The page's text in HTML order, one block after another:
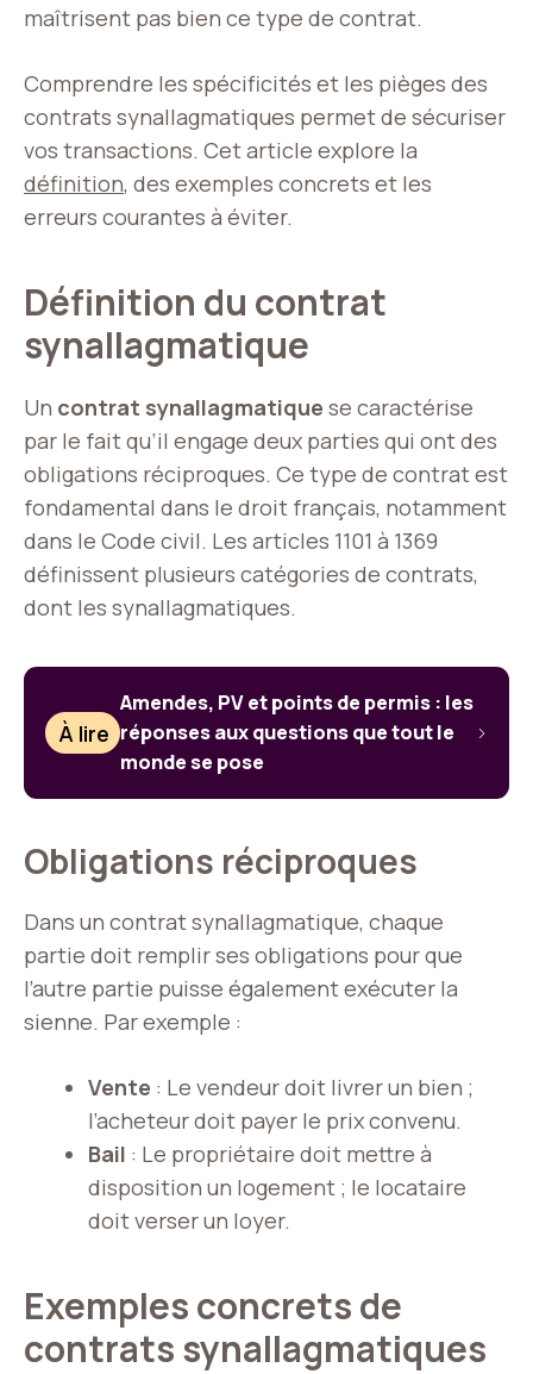
maîtrisent pas bien ce type de contrat.
Comprendre les spécificités et les pièges des
contrats synallagmatiques permet de sécuriser
vos transactions. Cet article explore la
définition, des exemples concrets et les
erreurs courantes à éviter.
Définition du contrat
synallagmatique
Un contrat synallagmatique se caractérise
par le fait qu’il engage deux parties qui ont des
obligations réciproques. Ce type de contrat est
fondamental dans le droit français, notamment
dans le Code civil. Les articles 1101 à 1369
définissent plusieurs catégories de contrats,
dont les synallagmatiques.
À lire
Amendes, PV et points de permis : les
réponses aux questions que tout le
monde se pose
Obligations réciproques
Dans un contrat synallagmatique, chaque
partie doit remplir ses obligations pour que
l’autre partie puisse également exécuter la
sienne. Par exemple :
Vente : Le vendeur doit livrer un bien ;
l’acheteur doit payer le prix convenu.
Bail : Le propriétaire doit mettre à
disposition un logement ; le locataire
doit verser un loyer.
Exemples concrets de
contrats synallagmatiques